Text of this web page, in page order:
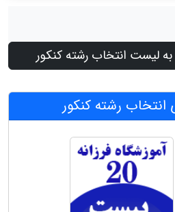
لیست انتخاب رشته کنکور
رشته کنکور